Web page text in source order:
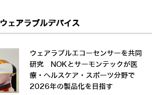
ウェアラブルデバイス
ウェアラブルエコーセンサーを共同
研究 NOKとサーモンテックが医
療・ヘルスケア・スポーツ分野で
2026年の製品化を目指す